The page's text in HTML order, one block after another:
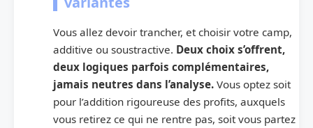
Vous allez devoir trancher, et choisir votre camp,
additive ou soustractive. Deux choix s’offrent,
deux logiques parfois complémentaires,
jamais neutres dans l’analyse. Vous optez soit
pour l’addition rigoureuse des profits, auxquels
vous retirez ce qui ne rentre pas, soit vous partez